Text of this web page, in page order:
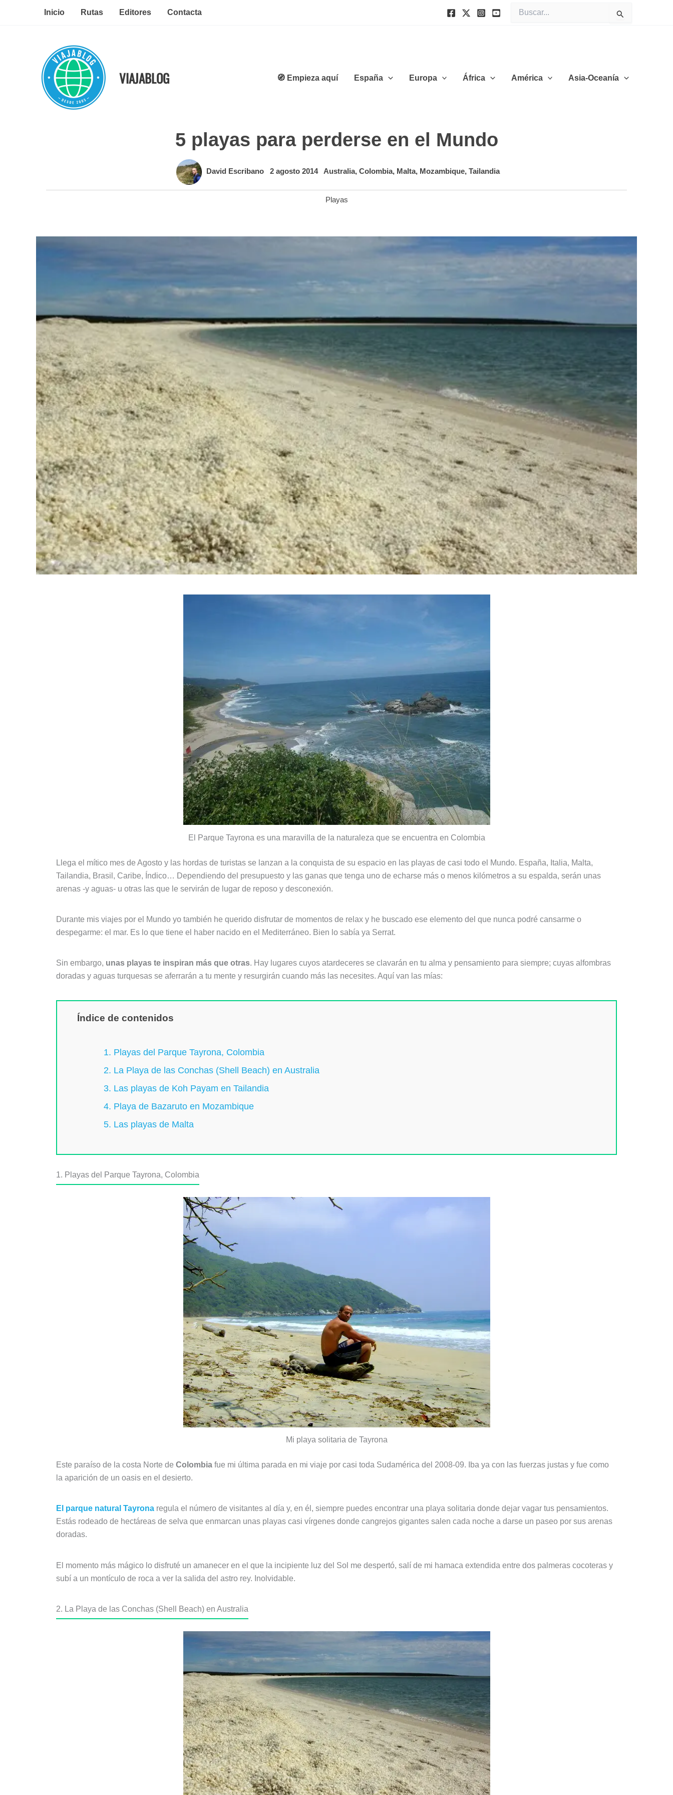
Inicio Rutas Editores Contacta
por:
VIAJABLOG 🧭 Empieza aquí España Europa África América Asia-Oceanía
5 playas para perderse en el Mundo
David Escribano 2 agosto 2014 Australia, Colombia, Malta, Mozambique, Tailandia
Playas
El Parque Tayrona es una maravilla de la naturaleza que se encuentra en Colombia
Llega el mítico mes de Agosto y las hordas de turistas se lanzan a la conquista de su espacio en las playas de casi todo el Mundo. España, Italia, Malta,
Tailandia, Brasil, Caribe, Índico… Dependiendo del presupuesto y las ganas que tenga uno de echarse más o menos kilómetros a su espalda, serán unas
arenas -y aguas- u otras las que le servirán de lugar de reposo y desconexión.
Durante mis viajes por el Mundo yo también he querido disfrutar de momentos de relax y he buscado ese elemento del que nunca podré cansarme o
despegarme: el mar. Es lo que tiene el haber nacido en el Mediterráneo. Bien lo sabía ya Serrat.
Sin embargo, unas playas te inspiran más que otras. Hay lugares cuyos atardeceres se clavarán en tu alma y pensamiento para siempre; cuyas alfombras
doradas y aguas turquesas se aferrarán a tu mente y resurgirán cuando más las necesites. Aquí van las mías:
Índice de contenidos
1. Playas del Parque Tayrona, Colombia
2. La Playa de las Conchas (Shell Beach) en Australia
3. Las playas de Koh Payam en Tailandia
4. Playa de Bazaruto en Mozambique
5. Las playas de Malta
1. Playas del Parque Tayrona, Colombia
Mi playa solitaria de Tayrona
Este paraíso de la costa Norte de Colombia fue mi última parada en mi viaje por casi toda Sudamérica del 2008-09. Iba ya con las fuerzas justas y fue como
la aparición de un oasis en el desierto.
El parque natural Tayrona regula el número de visitantes al día y, en él, siempre puedes encontrar una playa solitaria donde dejar vagar tus pensamientos.
Estás rodeado de hectáreas de selva que enmarcan unas playas casi vírgenes donde cangrejos gigantes salen cada noche a darse un paseo por sus arenas
doradas.
El momento más mágico lo disfruté un amanecer en el que la incipiente luz del Sol me despertó, salí de mi hamaca extendida entre dos palmeras cocoteras y
subí a un montículo de roca a ver la salida del astro rey. Inolvidable.
2. La Playa de las Conchas (Shell Beach) en Australia